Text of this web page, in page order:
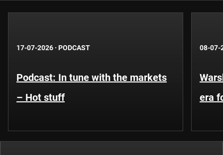
17-07-2026 · PODCAST
Podcast: In tune with the markets
– Hot stuff
08-07-
era